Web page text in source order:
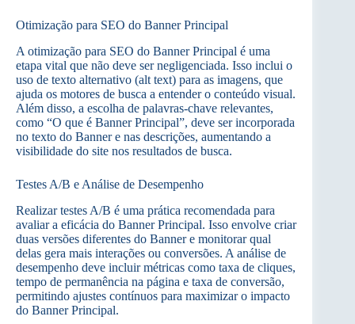
Otimização para SEO do Banner Principal
A otimização para SEO do Banner Principal é uma
etapa vital que não deve ser negligenciada. Isso inclui o
uso de texto alternativo (alt text) para as imagens, que
ajuda os motores de busca a entender o conteúdo visual.
Além disso, a escolha de palavras-chave relevantes,
como “O que é Banner Principal”, deve ser incorporada
no texto do Banner e nas descrições, aumentando a
visibilidade do site nos resultados de busca.
Testes A/B e Análise de Desempenho
Realizar testes A/B é uma prática recomendada para
avaliar a eficácia do Banner Principal. Isso envolve criar
duas versões diferentes do Banner e monitorar qual
delas gera mais interações ou conversões. A análise de
desempenho deve incluir métricas como taxa de cliques,
tempo de permanência na página e taxa de conversão,
permitindo ajustes contínuos para maximizar o impacto
do Banner Principal.